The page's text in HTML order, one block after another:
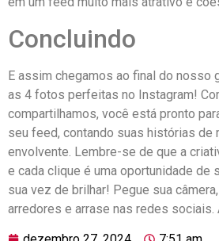
Concluindo
E assim​ chegamos ao final do nosso
as 4 fotos perfeitas no⁣ Instagram!
compartilhamos, ⁢você está pronto
seu feed, ‌contando suas histórias de
envolvente.⁤ Lembre-se de que a
e cada clique é uma oportunidade de
sua vez de brilhar! Pegue sua‍
arredores e arrase nas redes sociais.